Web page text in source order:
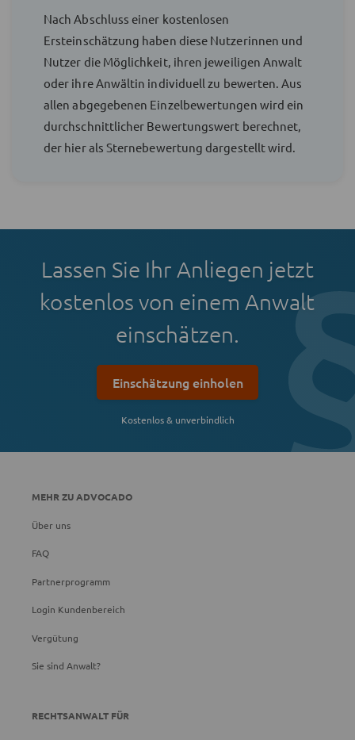
Nach Abschluss einer kostenlosen
Ersteinschätzung haben diese Nutzerinnen und
Nutzer die Möglichkeit, ihren jeweiligen Anwalt
oder ihre Anwältin individuell zu bewerten. Aus
allen abgegebenen Einzelbewertungen wird ein
durchschnittlicher Bewertungswert berechnet,
der hier als Sternebewertung dargestellt wird.
Lassen Sie Ihr Anliegen jetzt
kostenlos von einem Anwalt
einschätzen.
Einschätzung einholen
Kostenlos & unverbindlich
MEHR ZU ADVOCADO
Über uns
FAQ
Partnerprogramm
Login Kundenbereich
Vergütung
Sie sind Anwalt?
RECHTSANWALT FÜR